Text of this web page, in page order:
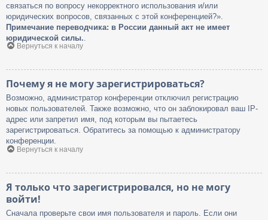
связаться по вопросу некорректного использования и/или
юридических вопросов, связанных с этой конференцией?».
Примечание переводчика: в России данный акт не имеет
юридической силы.
Вернуться к началу
Почему я не могу зарегистрироваться?
Возможно, администратор конференции отключил регистрацию
новых пользователей. Также возможно, что он заблокировал ваш IP-
адрес или запретил имя, под которым вы пытаетесь
зарегистрироваться. Обратитесь за помощью к администратору
конференции.
Вернуться к началу
Я только что зарегистрировался, но не могу
войти!
Сначала проверьте свои имя пользователя и пароль. Если они